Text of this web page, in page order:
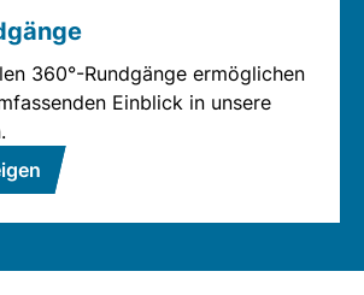
360°-Rundgänge ermöglichen
Einblick in unsere